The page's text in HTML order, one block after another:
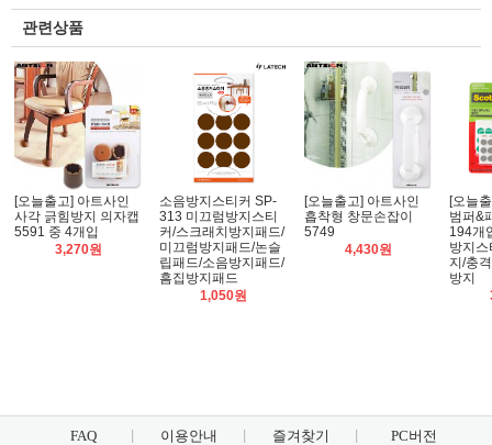
관련상품
[오늘출고] 아트사인
사각 긁힘방지 의자캡
5591 중 4개입
3,270원
소음방지스티커 SP-
313 미끄럼방지스티
커/스크래치방지패드/
미끄럼방지패드/논슬
립패드/소음방지패드/
흠집방지패드
1,050원
[오늘출고] 아트사인
흡착형 창문손잡이
5749
4,430원
[오늘
범퍼&
194개
방지
지/충
방지
FAQ 이용안내 즐겨찾기 PC버전